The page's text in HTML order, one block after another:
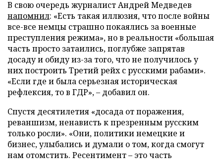
В свою очередь журналист Андрей Медведев
напомнил: «Есть такая иллюзия, что после войны
все-все немцы страшно покаялись за военные
преступления режима», но в реальности «большая
часть просто затаились, поглубже запрятав
досаду и обиду из-за того, что не получилось у
них построить Третий рейх с русскими рабами».
«Если где и была серьезная историческая
рефлексия, то в ГДР», – добавил он.
Спустя десятилетия «досада от поражения,
реваншизм, ненависть к презренным русским
только росли». «Они, политики немецкие и
бизнес, улыбались и думали о том, когда смогут
нам отомстить. Ресентимент – это часть